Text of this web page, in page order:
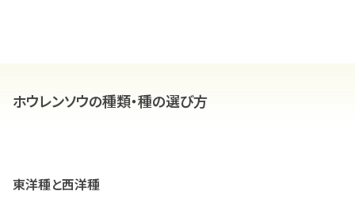
ホウレンソウの種類・種の選び方
東洋種と西洋種